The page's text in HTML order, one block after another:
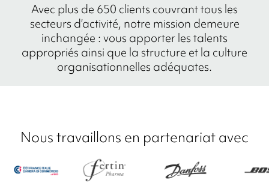
Avec plus de 650 clients couvrant tous les
secteurs d’activité, notre mission demeure
inchangée : vous apporter les talents
appropriés ainsi que la structure et la culture
organisationnelles adéquates.
Nous travaillons en partenariat avec